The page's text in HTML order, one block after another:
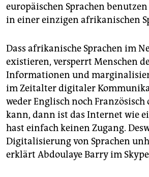
europäischen Sprachen
in einer einzigen ­afrikanischen
Dass afrikanische Sprachen im
existieren, versperrt Menschen
Informationen und
im Zeitalter digitaler
weder Englisch noch Französisch
kann, dann ist das Internet wie
hast einfach keinen Zugang.
Digitalisierung von Sprachen
erklärt Abdoulaye Barry im